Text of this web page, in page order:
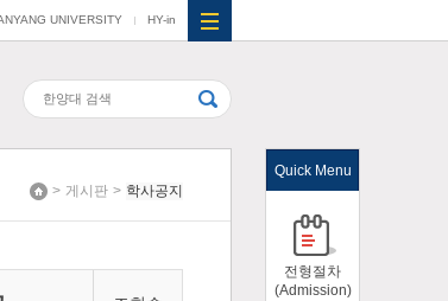
UNIVERSITY HY-in
> 게시판 > 학사공지
Quick Menu
전형절차
(Admission)